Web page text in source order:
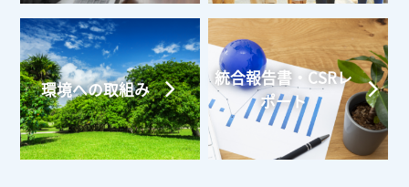
環境への取組み
統合報告書・CSRレ
ポート